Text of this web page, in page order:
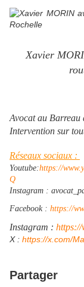
Xavier
Avocat au Barreau
Intervention sur
Réseaux sociaux :
Youtube:https://
Q
Instagram :
Facebook : https://
Instagram :
​X : https://x.com/
Partager